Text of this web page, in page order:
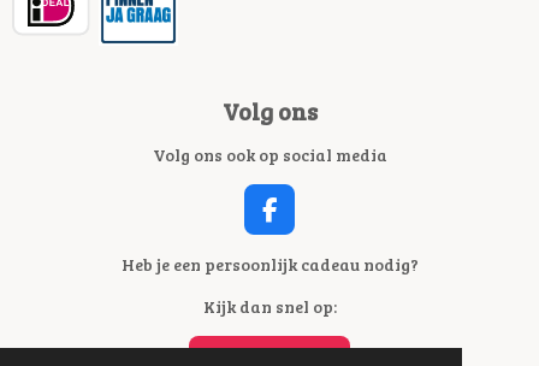
Volg ons
Volg ons ook op social media
F
A
C
B
O
O
Heb je een persoonlijk cadeau nodig?
Kijk dan snel op: